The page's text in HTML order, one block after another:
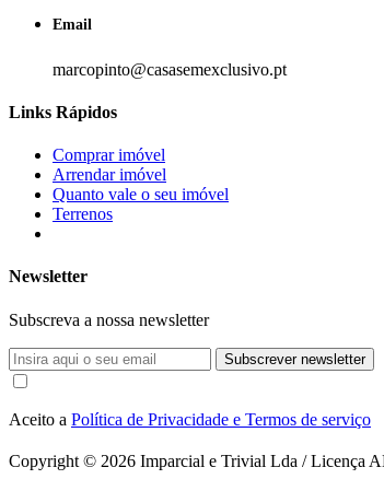
Email
marcopinto@casasemexclusivo.pt
Links Rápidos
Comprar imóvel
Arrendar imóvel
Quanto vale o seu imóvel
Terrenos
Newsletter
Subscreva a nossa newsletter
Subscrever newsletter
Aceito a Política de Privacidade e Termos de serviço
Copyright © 2026 Imparcial e Trivial Lda / Licença